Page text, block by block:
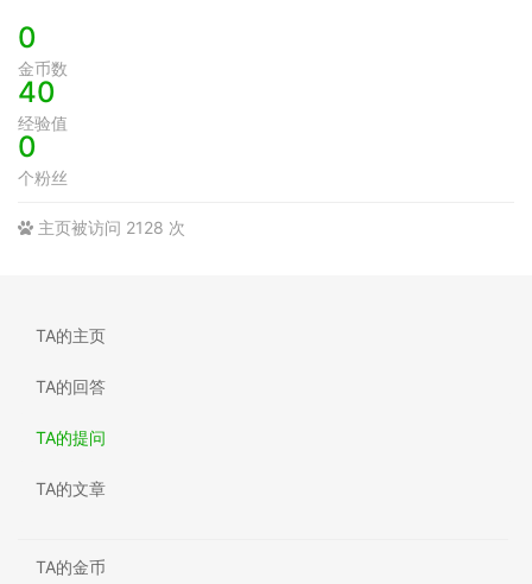
0
金币数
40
经验值
0
个粉丝
主页被访问 2128 次
TA的主页
TA的回答
TA的提问
TA的文章
TA的金币